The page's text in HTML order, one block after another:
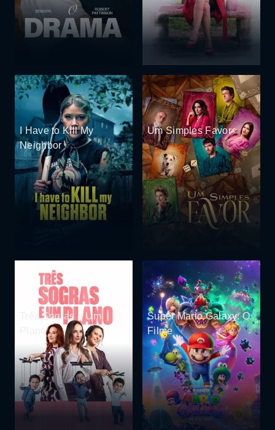
I Have to Kill My
Neighbor
Um Simples Favor
Três Sogras e Um
Plano
Super Mario Galaxy: O
Filme